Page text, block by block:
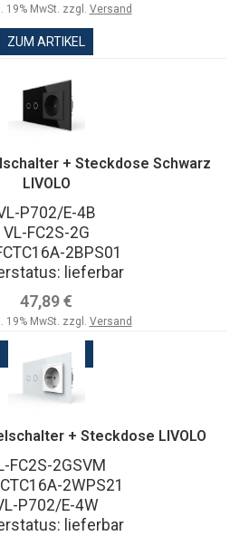
19% MwSt. zzgl. Versand
ZUM ARTIKEL
+ Steckdose Schwarz
LIVOLO
P702/E-4B
VL-FC2S-2G
2BPS01
lieferbar
47,89 €
19% MwSt. zzgl. Versand
ZUM ARTIKEL
+ Steckdose LIVOLO
FC2S-2GSVM
2WPS21
P702/E-4W
lieferbar